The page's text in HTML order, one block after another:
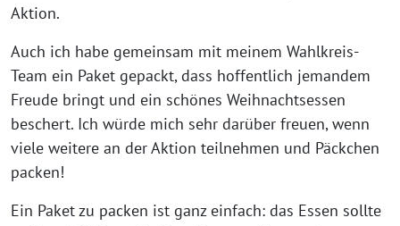
Aktion.
Auch ich habe gemeinsam mit meinem Wahlkreis-
Team ein Paket gepackt, dass hoffentlich jemandem
Freude bringt und ein schönes Weihnachtsessen
beschert. Ich würde mich sehr darüber freuen, wenn
viele weitere an der Aktion teilnehmen und Päckchen
packen!
Ein Paket zu packen ist ganz einfach: das Essen sollte